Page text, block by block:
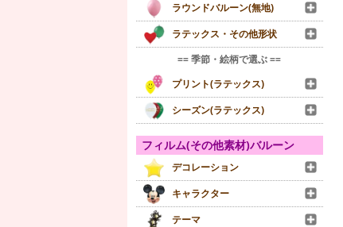
ラウンドバルーン(無地)
ラテックス・その他形状
== 季節・絵柄で選ぶ ==
プリント(ラテックス)
シーズン(ラテックス)
フィルム(その他素材)バルーン
デコレーション
キャラクター
テーマ